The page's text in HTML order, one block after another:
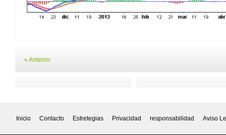
« Anterior
Inicio Contacto Estretegias Privacidad responsabilidad Aviso